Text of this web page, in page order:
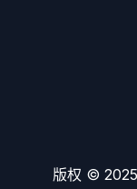
版权 © 2025